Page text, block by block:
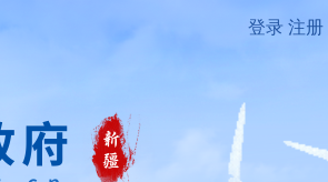
登录 注册
政务服务